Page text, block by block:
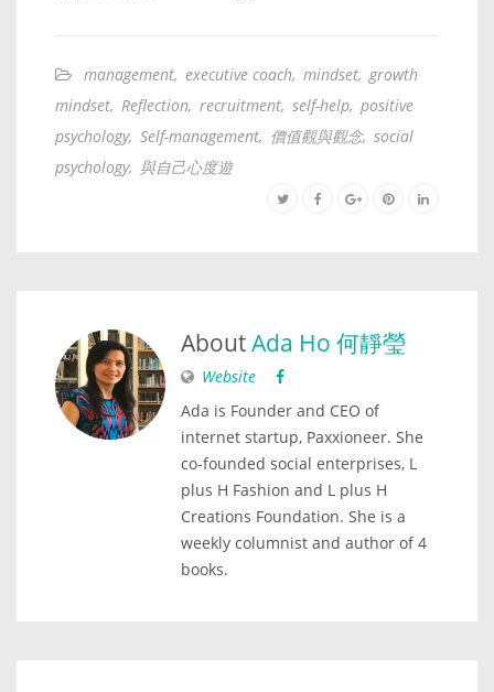
management, executive coach, mindset, growth
mindset, Reflection, recruitment, self-help, positive
psychology, Self-management, 價值觀與觀念, social
psychology, 與自己心度遊
AboutAda Ho 何靜瑩
Website
Ada is Founder and CEO of
internet startup, Paxxioneer. She
co-founded social enterprises, L
plus H Fashion and L plus H
Creations Foundation. She is a
weekly columnist and author of 4
books.